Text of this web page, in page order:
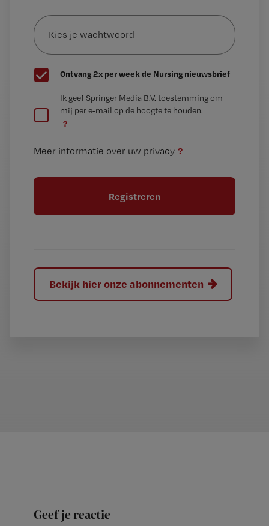
mailadres?
Kies
je
wachtwoord
G
e
t
Ontvang 2x per week de Nursing nieuwsbrief
e
t
l
Ik geef Springer Media B.V. toestemming om
mij per e-mail op de hoogte te houden.
?
Meer informatie over uw privacy ?
Bekijk hier onze abonnementen
Geef je reactie